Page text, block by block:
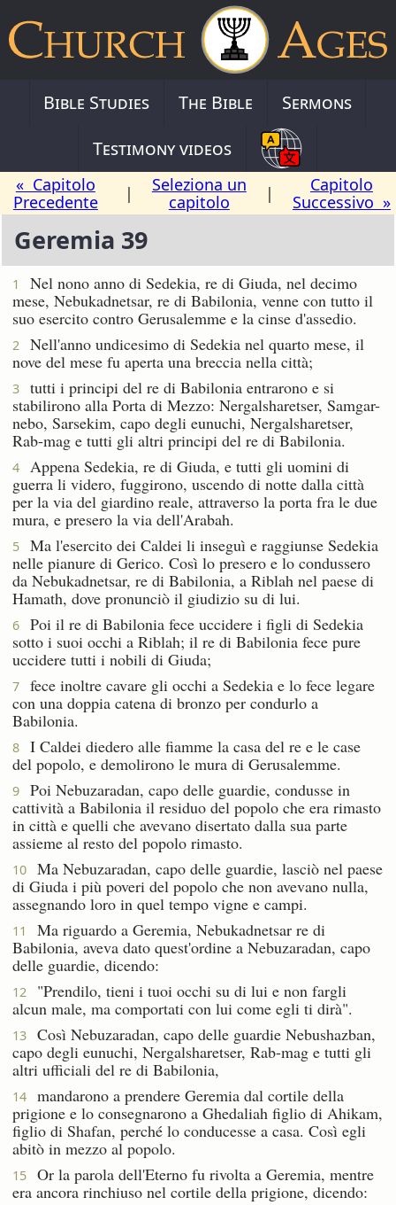
Bible Studies The Bible
Sermons
Testimony videos
« Capitolo
Precedente
|
Seleziona un
capitolo
|
Capitolo
Successivo »
Geremia 39
1
Nel nono anno di Sedekia, re di Giuda, nel decimo
mese, Nebukadnetsar, re di Babilonia, venne con tutto il
suo esercito contro Gerusalemme e la cinse d'assedio.
2
Nell'anno undicesimo di Sedekia nel quarto mese, il
nove del mese fu aperta una breccia nella città;
3
tutti i principi del re di Babilonia entrarono e si
stabilirono alla Porta di Mezzo: Nergalsharetser, Samgar-
nebo, Sarsekim, capo degli eunuchi, Nergalsharetser,
Rab-mag e tutti gli altri principi del re di Babilonia.
4
Appena Sedekia, re di Giuda, e tutti gli uomini di
guerra li videro, fuggirono, uscendo di notte dalla città
per la via del giardino reale, attraverso la porta fra le due
mura, e presero la via dell'Arabah.
5
Ma l'esercito dei Caldei li inseguì e raggiunse Sedekia
nelle pianure di Gerico. Così lo presero e lo condussero
da Nebukadnetsar, re di Babilonia, a Riblah nel paese di
Hamath, dove pronunciò il giudizio su di lui.
6
Poi il re di Babilonia fece uccidere i figli di Sedekia
sotto i suoi occhi a Riblah; il re di Babilonia fece pure
uccidere tutti i nobili di Giuda;
7
fece inoltre cavare gli occhi a Sedekia e lo fece legare
con una doppia catena di bronzo per condurlo a
Babilonia.
8
I Caldei diedero alle fiamme la casa del re e le case
del popolo, e demolirono le mura di Gerusalemme.
9
Poi Nebuzaradan, capo delle guardie, condusse in
cattività a Babilonia il residuo del popolo che era rimasto
in città e quelli che avevano disertato dalla sua parte
assieme al resto del popolo rimasto.
10
Ma Nebuzaradan, capo delle guardie, lasciò nel paese
di Giuda i più poveri del popolo che non avevano nulla,
assegnando loro in quel tempo vigne e campi.
11
Ma riguardo a Geremia, Nebukadnetsar re di
Babilonia, aveva dato quest'ordine a Nebuzaradan, capo
delle guardie, dicendo:
12
"Prendilo, tieni i tuoi occhi su di lui e non fargli
alcun male, ma comportati con lui come egli ti dirà".
13
Così Nebuzaradan, capo delle guardie Nebushazban,
capo degli eunuchi, Nergalsharetser, Rab-mag e tutti gli
altri ufficiali del re di Babilonia,
14
mandarono a prendere Geremia dal cortile della
prigione e lo consegnarono a Ghedaliah figlio di Ahikam,
figlio di Shafan, perché lo conducesse a casa. Così egli
abitò in mezzo al popolo.
15
Or la parola dell'Eterno fu rivolta a Geremia, mentre
era ancora rinchiuso nel cortile della prigione, dicendo: